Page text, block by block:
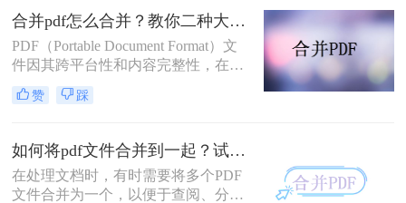
合并PDF文件并打印，每种方法都附
有简介。
合并pdf怎么合并？教你二种大家都在用的合并方法！
PDF（Portable Document Format）文
件因其跨平台性和内容完整性，在日
常办公和学习中得到了广泛应用。有
时，我们需要将多个PDF文件合并为
么合并pdf怎么合并呢？本文将介绍两
种常见的PDF合并方法。
赞 踩
如何将pdf文件合并到一起？试试这二个合并方法！
在处理文档时，有时需要将多个PDF
文件合并为一个，以便于查阅、分享